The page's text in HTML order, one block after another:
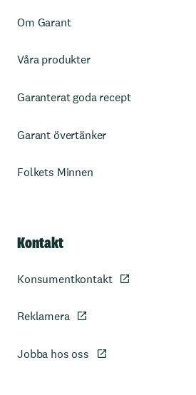
Om Garant
Våra produkter
Garanterat goda recept
Garant övertänker
Folkets Minnen
Kontakt
Konsumentkontakt
Reklamera
Jobba hos oss